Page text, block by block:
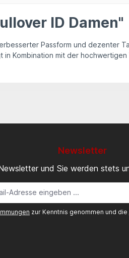
ID Damen"
Passform und dezenter
Kombination mit der
Newsletter
und Sie werden stets
Mail-
Adresse*
zur Kenntnis genommen und die